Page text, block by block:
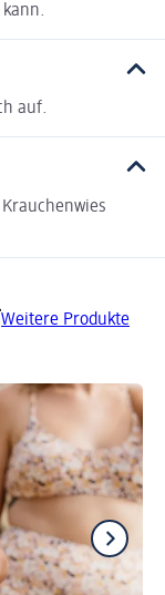
auf.
Weitere Produkte